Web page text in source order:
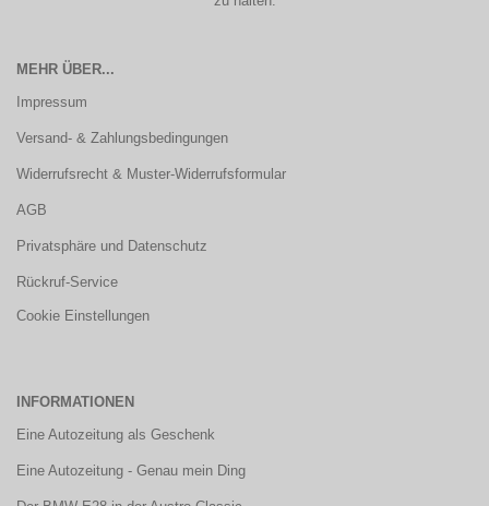
MEHR ÜBER...
Impressum
Versand- & Zahlungsbedingungen
Widerrufsrecht & Muster-Widerrufsformular
AGB
Privatsphäre und Datenschutz
Rückruf-Service
Cookie Einstellungen
INFORMATIONEN
Eine Autozeitung als Geschenk
Eine Autozeitung - Genau mein Ding